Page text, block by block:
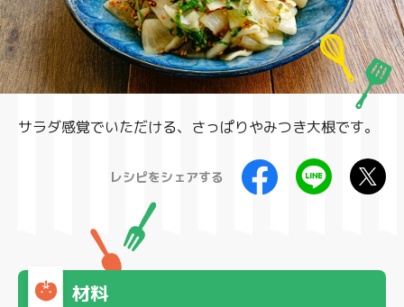
レシピをシェアする
サラダ感覚でいただける、さっぱりやみつき大根です。
材料